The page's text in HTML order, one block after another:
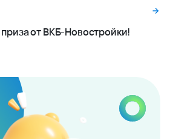
от ВКБ-Новостройки!